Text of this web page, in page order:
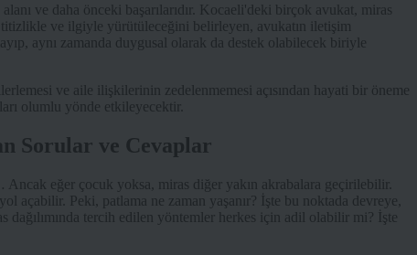
alanı ve daha önceki başarılarıdır. Kocaeli'deki birçok avukat, miras
titizlikle ve ilgiyle yürütüleceğini belirleyen, avukatın iletişim
aynı zamanda duygusal olarak da destek olabilecek biriyle
ve aile ilişkilerinin zedelenmemesi açısından hayati bir öneme
olumlu yönde etkileyecektir.
Sorular ve Cevaplar
eğer çocuk yoksa, miras diğer yakın akrabalara geçirilebilir.
açabilir. Peki, patlama ne zaman yaşanır? İşte bu noktada devreye,
dağılımında tercih edilen yöntemler herkes için adil olabilir mi? İşte